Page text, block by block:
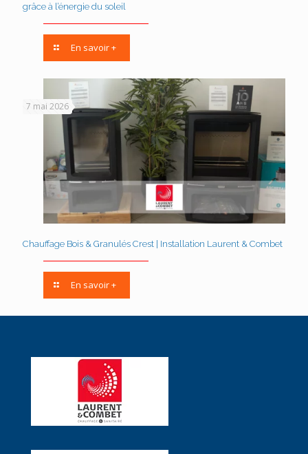
grâce à l’énergie du soleil
En savoir +
7 mai 2026
Chauffage Bois & Granulés Crest | Installation Laurent & Combet
En savoir +